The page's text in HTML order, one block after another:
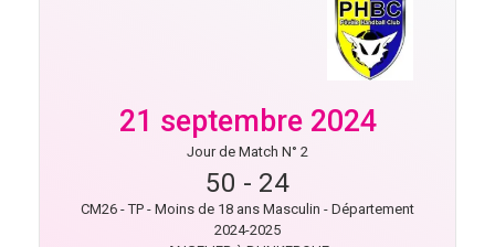
21 septembre 2024
Jour de Match N° 2
50 - 24
CM26 - TP - Moins de 18 ans Masculin - Département
2024-2025